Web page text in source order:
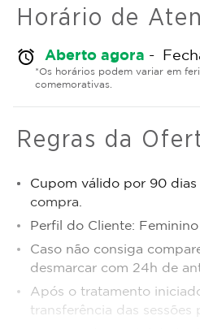
Horário de
alarm Aberto agora -
*Os horários podem variar em
comemorativas.
Regras da
Cupom válido por 90
compra.
Perfil do Cliente: Feminino
Caso não consiga
desmarcar com 24h de
Após o tratamento
transferência das sessões